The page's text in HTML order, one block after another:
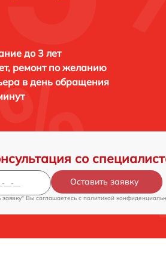
до 3 лет
ремонт по желанию
в день обращения
со
Оставить заявку
Вы соглашаетесь c политикой